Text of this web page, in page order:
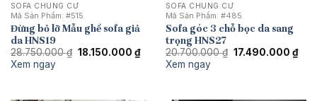
SOFA CHUNG CƯ
Mã Sản Phẩm: #515
Đừng bỏ lỡ Mẫu ghế sofa giả
da HNS19
28.750.000₫ Giá
18.150.000 ₫Giá
hiện
Xem ngay
SOFA CHUNG CƯ
Mã Sản Phẩm: #485
Sofa góc 3 chỗ bọc da sang
trọng HNS27
20.700.000₫ Giá
17.490.000 ₫Giá
hiện
Xem ngay